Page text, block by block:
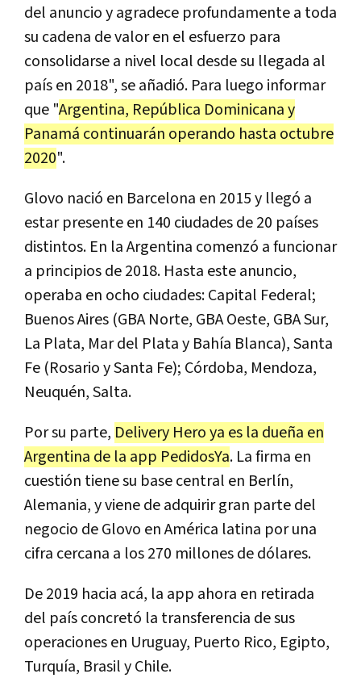
del anuncio y agradece profundamente a toda
su cadena de valor en el esfuerzo para
consolidarse a nivel local desde su llegada al
país en 2018", se añadió. Para luego informar
que "Argentina, República Dominicana y
Panamá continuarán operando hasta octubre
2020".
Glovo nació en Barcelona en 2015 y llegó a
estar presente en 140 ciudades de 20 países
distintos. En la Argentina comenzó a funcionar
a principios de 2018. Hasta este anuncio,
operaba en ocho ciudades: Capital Federal;
Buenos Aires (GBA Norte, GBA Oeste, GBA Sur,
La Plata, Mar del Plata y Bahía Blanca), Santa
Fe (Rosario y Santa Fe); Córdoba, Mendoza,
Neuquén, Salta.
Por su parte, Delivery Hero ya es la dueña en
Argentina de la app PedidosYa. La firma en
cuestión tiene su base central en Berlín,
Alemania, y viene de adquirir gran parte del
negocio de Glovo en América latina por una
cifra cercana a los 270 millones de dólares.
De 2019 hacia acá, la app ahora en retirada
del país concretó la transferencia de sus
operaciones en Uruguay, Puerto Rico, Egipto,
Turquía, Brasil y Chile.